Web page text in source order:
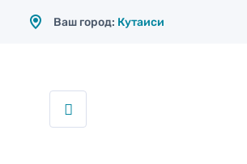
Ваш город: Кутаиси